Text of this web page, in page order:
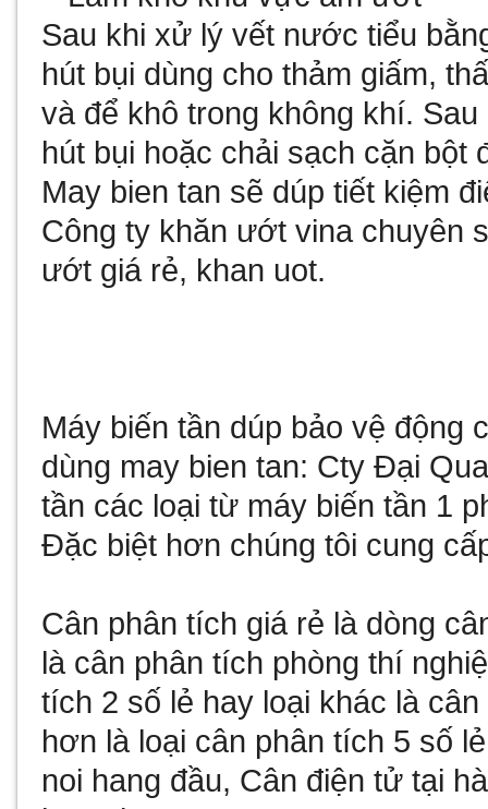
Sau khi xử lý vết nước tiểu
hút bụi dùng cho thảm giấm,
và để khô trong không khí.
hút bụi hoặc chải sạch cặn bột
May bien tan sẽ dúp tiết kiệm
Công ty khăn ướt vina chuyên
ướt giá rẻ, khan uot.
Máy biến tần dúp bảo vệ động
dùng may bien tan: Cty Đại
tần các loại từ máy biến tần 1
Đặc biệt hơn chúng tôi cung
Cân phân tích giá rẻ là dòng
là cân phân tích phòng thí
tích 2 số lẻ hay loại khác là cân
hơn là loại cân phân tích 5 số lẻ
noi hang đầu, Cân điện tử tại